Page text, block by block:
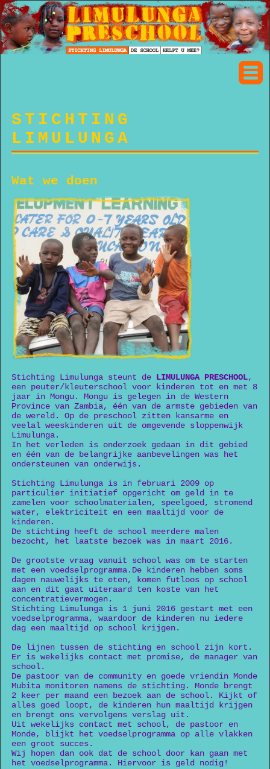
STICHTING
LIMULUNGA
Wat we doen
Stichting Limulunga steunt de LIMULUNGA PRESCHOOL,
een peuter/kleuterschool voor kinderen tot en met 8
jaar in Mongu. Mongu is gelegen in de Western
Province van Zambia, één van de armste gebieden van
de wereld. Op de preschool zitten kansarme en
veelal weeskinderen uit de omgevende sloppenwijk
Limulunga.
In het verleden is onderzoek gedaan in dit gebied
en één van de belangrijke aanbevelingen was het
ondersteunen van onderwijs.
Stichting Limulunga is in februari 2009 op
particulier initiatief opgericht om geld in te
zamelen voor schoolmaterialen, speelgoed, stromend
water, elektriciteit en een maaltijd voor de
kinderen.
De stichting heeft de school meerdere malen
bezocht, het laatste bezoek was in maart 2016.
De grootste vraag vanuit school was om te starten
met een voedselprogramma.De kinderen hebben soms
dagen nauwelijks te eten, komen futloos op school
aan en dit gaat uiteraard ten koste van het
concentratievermogen.
Stichting Limulunga is 1 juni 2016 gestart met een
voedselprogramma, waardoor de kinderen nu iedere
dag een maaltijd op school krijgen.
De lijnen tussen de stichting en school zijn kort.
Er is wekelijks contact met promise, de manager van
school.
De pastoor van de community en goede vriendin Monde
Mubita monitoren namens de stichting. Monde brengt
2 keer per maand een bezoek aan de school. Kijkt of
alles goed loopt, de kinderen hun maaltijd krijgen
en brengt ons vervolgens verslag uit.
Uit wekelijks contact met school, de pastoor en
Monde, blijkt het voedselprogramma op alle vlakken
een groot succes.
Wij hopen dan ook dat de school door kan gaan met
het voedselprogramma. Hiervoor is geld nodig!